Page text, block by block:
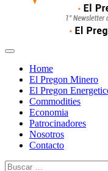
Home
El Pregon Minero
El Pregon
Commodities
Economia
Patrocinadores
Nosotros
Contacto
Buscar: